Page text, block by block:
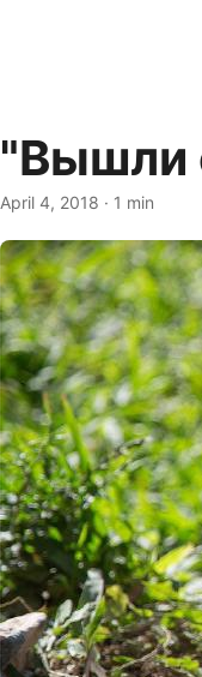
"Вышли
April 4, 2018 · 1 min